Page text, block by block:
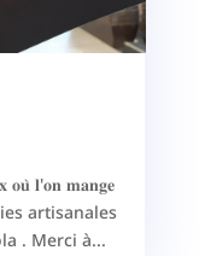
𝐨𝐮̀ 𝐥'𝐨𝐧 𝐦𝐚𝐧𝐠𝐞
artisanales
. Merci à...